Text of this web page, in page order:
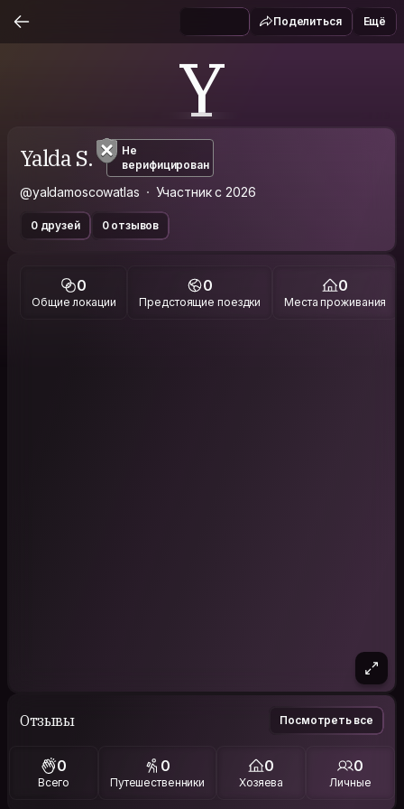
Поделиться Ещё
Y
Yalda S.
Не
верифицирован
@yaldamoscowatlas Участник с 2026
0 друзей 0 отзывов
0
Общие локации
0
Предстоящие поездки
0
Места проживания
Отзывы Посмотреть все
0
Всего
0
Путешественники
0
Хозяева
0
Личные